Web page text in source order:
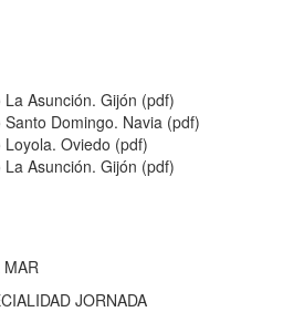
La Asunción. Gijón (pdf)
Santo Domingo. Navia (pdf)
Loyola. Oviedo (pdf)
La Asunción. Gijón (pdf)
JORNADA